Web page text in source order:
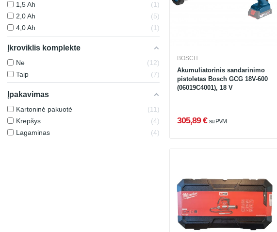
1,5 Ah
1
2,0 Ah
5
4,0 Ah
1
Įkroviklis komplekte
Ne
12
Taip
7
Įpakavimas
Kartoninė pakuotė
11
Krepšys
4
Lagaminas
4
BOSCH
Akumuliatorinis sandarinimo
pistoletas Bosch GCG 18V-600
(06019C4001), 18 V
305,89 € su PVM